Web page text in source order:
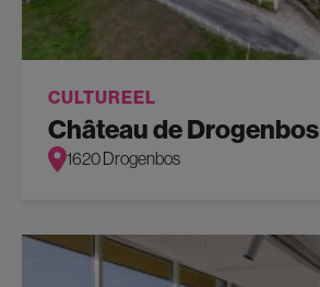
CULTUREEL
Château de Drogenbos
1620 Drogenbos